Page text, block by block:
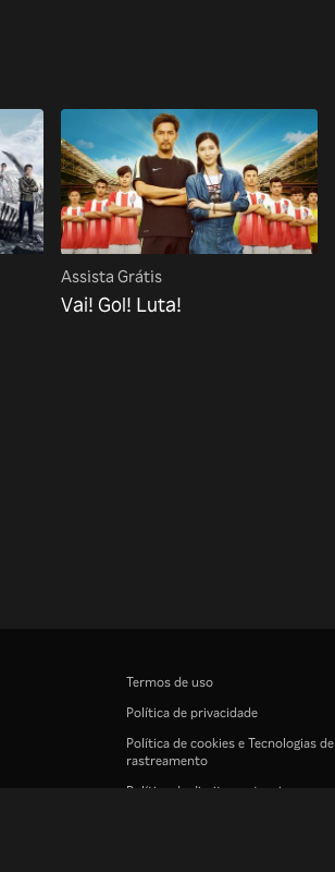
Assista Grátis
Vai! Gol! Luta!
Termos de uso
Política de privacidade
Política de cookies e Tecnologias de
rastreamento
Política de direitos autorais